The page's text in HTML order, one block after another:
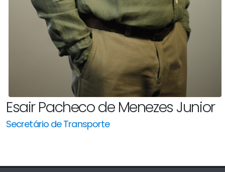
Esair Pacheco de Menezes Junior
Secretário de Transporte